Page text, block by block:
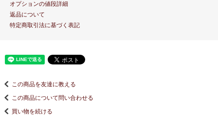
オプションの値段詳細
返品について
特定商取引法に基づく表記
この商品を友達に教える
この商品について問い合わせる
買い物を続ける